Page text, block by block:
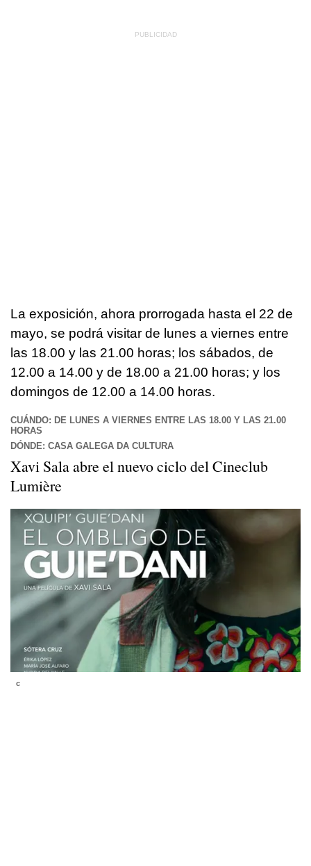
La exposición, ahora prorrogada hasta el 22 de
mayo, se podrá visitar de lunes a viernes entre
las 18.00 y las 21.00 horas; los sábados, de
12.00 a 14.00 y de 18.00 a 21.00 horas; y los
domingos de 12.00 a 14.00 horas.
CUÁNDO: DE LUNES A VIERNES ENTRE LAS 18.00 Y LAS 21.00
HORAS
DÓNDE: CASA GALEGA DA CULTURA
Xavi Sala abre el nuevo ciclo del Cineclub
Lumière
c